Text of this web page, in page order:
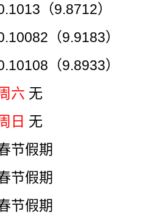
（9.8712）
（9.9183）
（9.8933）
六 无
日 无
节假期
节假期
节假期